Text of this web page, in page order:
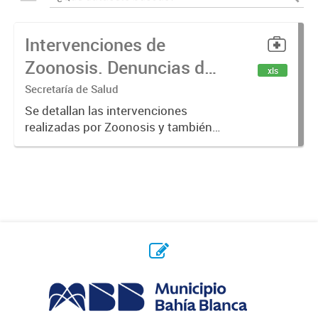
Intervenciones de
Zoonosis. Denuncias de
Mordeduras de Caninos
y Felinos
Secretaría de Salud
Se detallan las intervenciones
realizadas por Zoonosis y también
denuncias realizadas de
xls